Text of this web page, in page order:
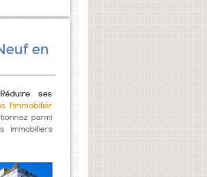
en
ses
l'immobilier
parmi
immobiliers